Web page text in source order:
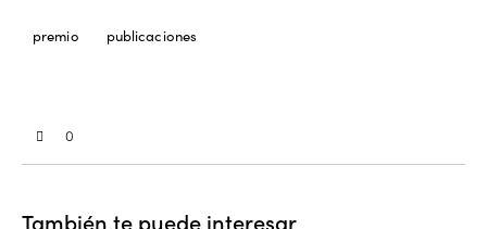
premio publicaciones
0
También te puede interesar